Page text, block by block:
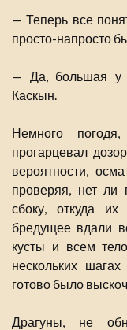
— Теперь все
просто-напросто
— Да, большая у
Каскын.
Немного
прогарцевал
вероятности,
проверяя, нет ли
сбоку, откуда
бредущее вдали
кусты и всем
нескольких
готово было
Драгуны, не